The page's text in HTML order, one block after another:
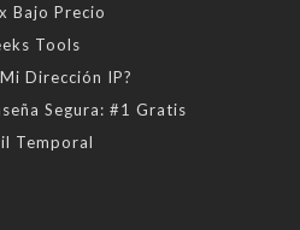
Bajo Precio
Tools
Dirección IP?
Segura: #1 Gratis
Temporal